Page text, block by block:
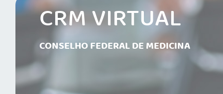
CRM VIRTUAL
CONSELHO FEDERAL DE MEDICINA